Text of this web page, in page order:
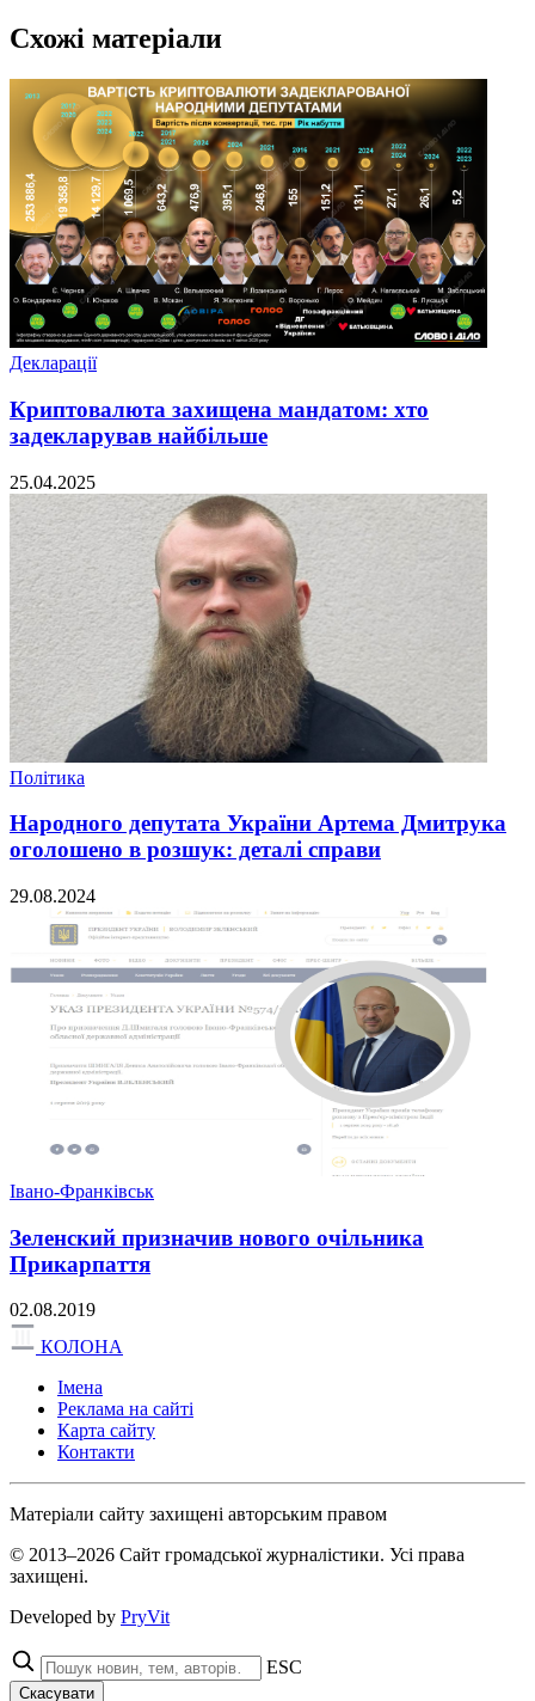
Схожі матеріали
Декларації
Криптовалюта захищена мандатом: хто
задекларував найбільше
25.04.2025
Політика
Народного депутата України Артема Дмитрука
оголошено в розшук: деталі справи
29.08.2024
Івано-Франківськ
Зеленский призначив нового очільника
Прикарпаття
02.08.2019
КОЛОНА
Імена
Реклама на сайті
Карта сайту
Контакти
Матеріали сайту захищені авторським правом
© 2013–2026 Сайт громадської журналістики. Усі права
захищені.
Developed by PryVit
ESC
Скасувати